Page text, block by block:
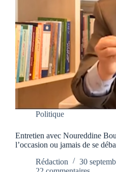
Politique
Entretien avec Noureddine
l’occasion ou jamais de se
Rédaction
30